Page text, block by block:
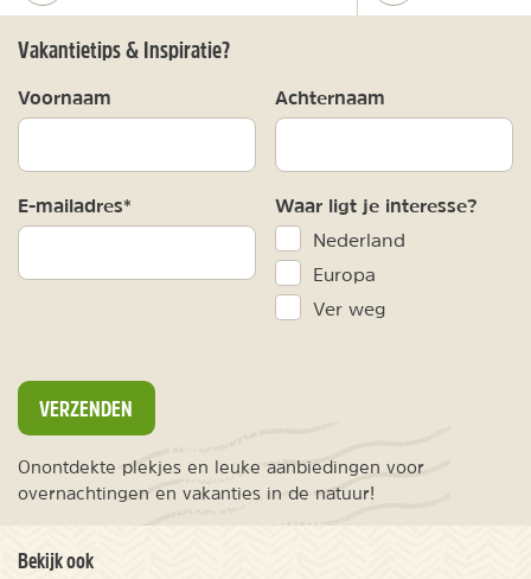
Vakantietips & Inspiratie?
Voornaam Achternaam
E-mailadres* Waar ligt je interesse?
Nederland
Europa
Ver weg
VERZENDEN
Onontdekte plekjes en leuke aanbiedingen voor
overnachtingen en vakanties in de natuur!
Bekijk ook